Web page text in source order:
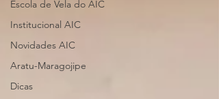
Escola de Vela do AIC
Institucional AIC
Novidades AIC
Aratu-Maragojipe
Dicas